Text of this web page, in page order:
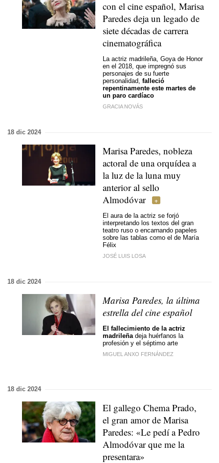
con el cine español, Marisa
Paredes deja un legado de
siete décadas de carrera
cinematográfica
La actriz madrileña, Goya de Honor
en el 2018, que impregnó sus
personajes de su fuerte
personalidad, falleció
repentinamente este martes de
un paro cardíaco
GRACIA NOVÁS
18 dic 2024
Marisa Paredes, nobleza
actoral de una orquídea a
la luz de la luna muy
anterior al sello
Almodóvar
El aura de la actriz se forjó
interpretando los textos del gran
teatro ruso o encarnando papeles
sobre las tablas como el de María
Félix
JOSÉ LUIS LOSA
18 dic 2024
Marisa Paredes, la última
estrella del cine español
El fallecimiento de la actriz
madrileña deja huérfanos la
profesión y el séptimo arte
MIGUEL ANXO FERNÁNDEZ
18 dic 2024
El gallego Chema Prado,
el gran amor de Marisa
Paredes: «Le pedí a Pedro
Almodóvar que me la
presentara»